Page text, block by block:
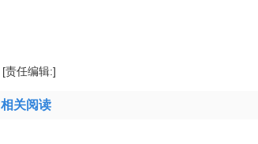
[责任编辑:]
相关阅读